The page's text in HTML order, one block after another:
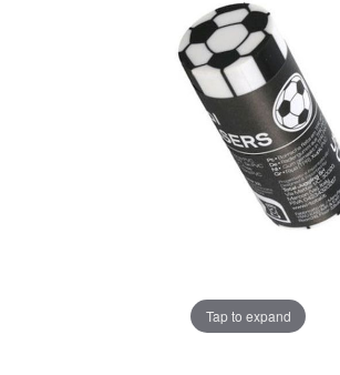
Tap to expand